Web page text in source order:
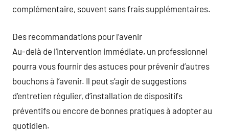
complémentaire, souvent sans frais supplémentaires.
Des recommandations pour l’avenir
Au-delà de l’intervention immédiate, un professionnel
pourra vous fournir des astuces pour prévenir d’autres
bouchons à l’avenir. Il peut s’agir de suggestions
d’entretien régulier, d’installation de dispositifs
préventifs ou encore de bonnes pratiques à adopter au
quotidien.